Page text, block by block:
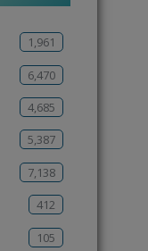
1,961
6,470
4,685
5,387
7,138
412
105